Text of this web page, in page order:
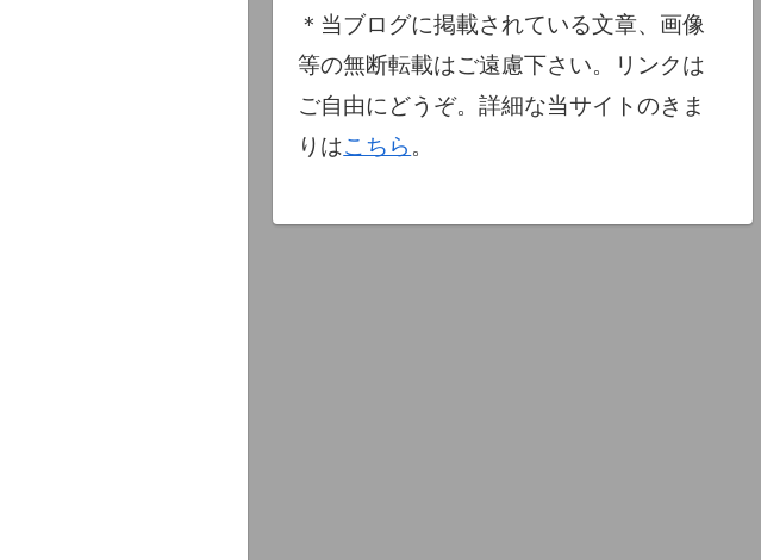
＊当ブログに掲載されている文章、画像
等の無断転載はご遠慮下さい。リンクは
ご自由にどうぞ。詳細な当サイトのきま
りはこちら 。